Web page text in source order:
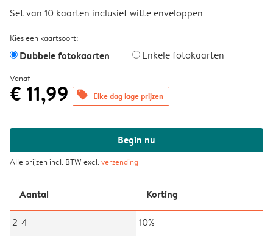
Set van 10 kaarten inclusief witte enveloppen
Kies een kaartsoort:
Dubbele fotokaarten Enkele fotokaarten
Vanaf
€ 11,99 offers Elke dag lage prijzen
Begin nu
Alle prijzen incl. BTW excl.verzending
Aantal Korting
2-4
10%